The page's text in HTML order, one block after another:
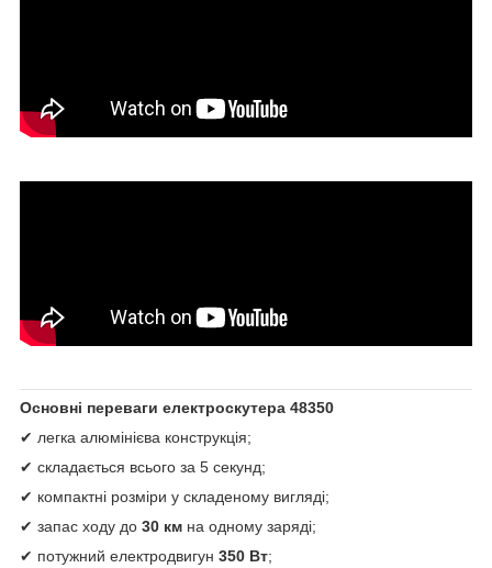
Основні переваги електроскутера 48350
✔ легка алюмінієва конструкція;
✔ складається всього за 5 секунд;
✔ компактні розміри у складеному вигляді;
✔ запас ходу до 30 км на одному заряді;
✔ потужний електродвигун 350 Вт;